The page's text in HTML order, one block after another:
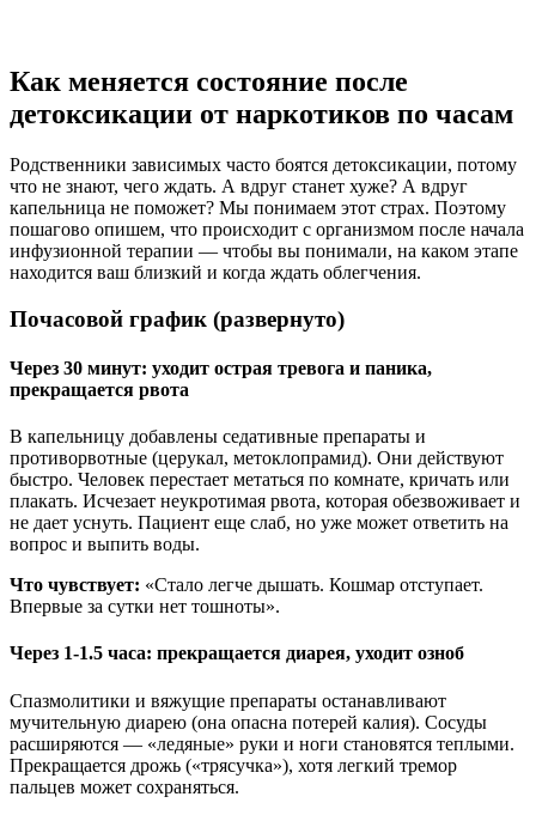
Как меняется состояние после
детоксикации от наркотиков по часам
Родственники зависимых часто боятся детоксикации, потому
что не знают, чего ждать. А вдруг станет хуже? А вдруг
капельница не поможет? Мы понимаем этот страх. Поэтому
пошагово опишем, что происходит с организмом после начала
инфузионной терапии — чтобы вы понимали, на каком этапе
находится ваш близкий и когда ждать облегчения.
Почасовой график (развернуто)
Через 30 минут: уходит острая тревога и паника,
прекращается рвота
В капельницу добавлены седативные препараты и
противорвотные (церукал, метоклопрамид). Они действуют
быстро. Человек перестает метаться по комнате, кричать или
плакать. Исчезает неукротимая рвота, которая обезвоживает и
не дает уснуть. Пациент еще слаб, но уже может ответить на
вопрос и выпить воды.
Что чувствует: «Стало легче дышать. Кошмар отступает.
Впервые за сутки нет тошноты».
Через 1-1.5 часа: прекращается диарея, уходит озноб
Спазмолитики и вяжущие препараты останавливают
мучительную диарею (она опасна потерей калия). Сосуды
расширяются — «ледяные» руки и ноги становятся теплыми.
Прекращается дрожь («трясучка»), хотя легкий тремор
пальцев может сохраняться.